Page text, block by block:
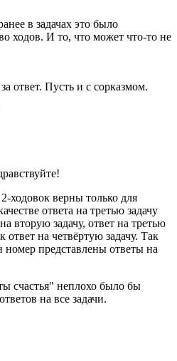
в задачах это было
ходов. И то, что может что-то не
ответ. Пусть и с сорказмом.
ходовок верны только для
ответа на третью задачу
вторую задачу, ответ на третью
ответ на четвёртую задачу. Так
представлены ответы на
счастья" неплохо было бы
на все задачи.